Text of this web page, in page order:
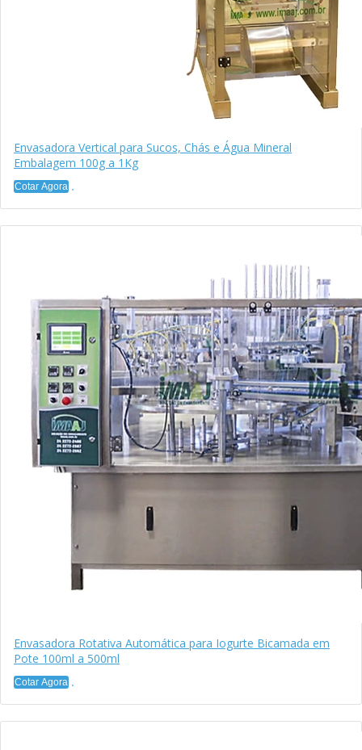
Envasadora Vertical para Sucos, Chás e Água Mineral
Embalagem 100g a 1Kg
Cotar Agora
Envasadora Rotativa Automática para Iogurte Bicamada em
Pote 100ml a 500ml
Cotar Agora